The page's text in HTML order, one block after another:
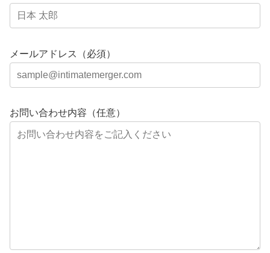
メールアドレス（必須）
お問い合わせ内容（任意）